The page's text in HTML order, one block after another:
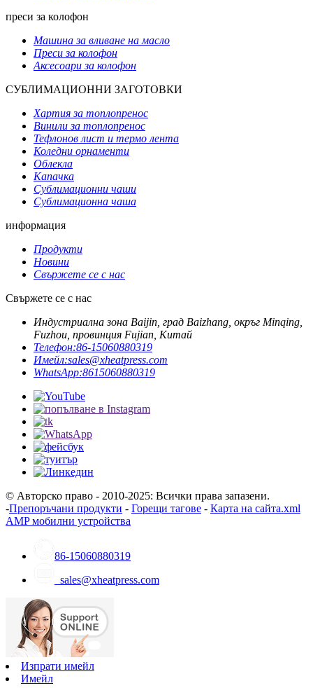
преси за колофон
Машина за вливане на масло
Преси за колофон
Аксесоари за колофон
СУБЛИМАЦИОННИ ЗАГОТОВКИ
Хартия за топлопренос
Винили за топлопренос
Тефлонов лист и термо лента
Коледни орнаменти
Облекла
Капачка
Сублимационни чаши
Сублимационна чаша
информация
Продукти
Новини
Свържете се с нас
Свържете се с нас
Индустриална зона Baijin, град Baizhang, окръг Minqing,
Fuzhou, провинция Fujian, Китай
Телефон:86-15060880319
Имейл:sales@xheatpress.com
WhatsApp:8615060880319
© Авторско право - 2010-2025: Всички права запазени.
-Препоръчани продукти - Горещи тагове - Карта на сайта.xml
AMP мобилни устройства
86-15060880319
sales@xheatpress.com
Изпрати имейл
Имейл